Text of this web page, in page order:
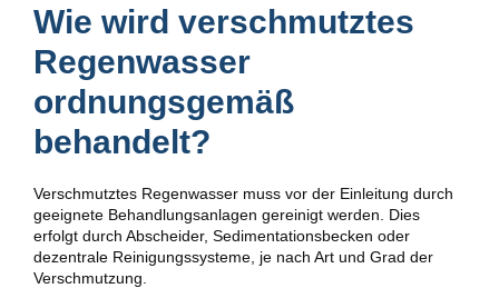
Wie wird verschmutztes
Regenwasser
ordnungsgemäß
behandelt?
Verschmutztes Regenwasser muss vor der Einleitung durch
geeignete Behandlungsanlagen gereinigt werden. Dies
erfolgt durch Abscheider, Sedimentationsbecken oder
dezentrale Reinigungssysteme, je nach Art und Grad der
Verschmutzung.